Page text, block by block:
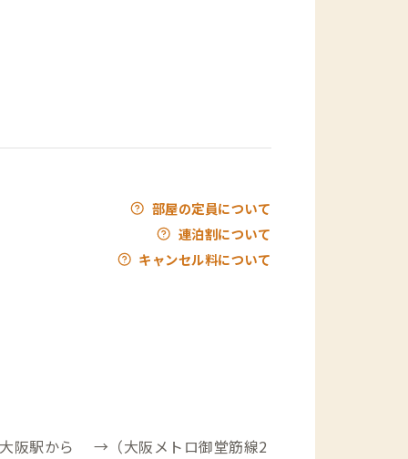
部屋の定員について
連泊割について
キャンセル料について
阪駅から →（大阪メトロ御堂筋線2